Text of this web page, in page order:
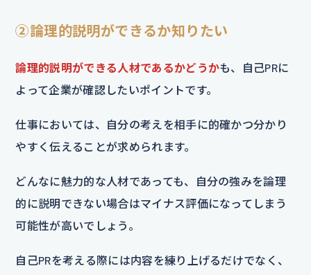
②論理的説明ができるか知りたい
論理的説明ができる人材であるかどうかも、自己PRに
よって企業が確認したいポイントです。
仕事においては、自分の考えを相手に的確かつ分かり
やすく伝えることが求められます。
どんなに魅力的な人材であっても、自分の強みを論理
的に説明できない場合はマイナス評価になってしまう
可能性が高いでしょう。
自己PRを考える際には内容を練り上げるだけでなく、